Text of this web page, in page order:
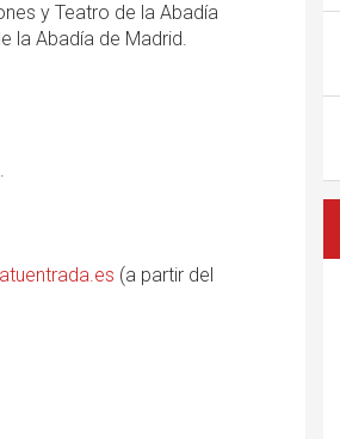
y Teatro de la Abadía
la Abadía de Madrid.
(a partir del